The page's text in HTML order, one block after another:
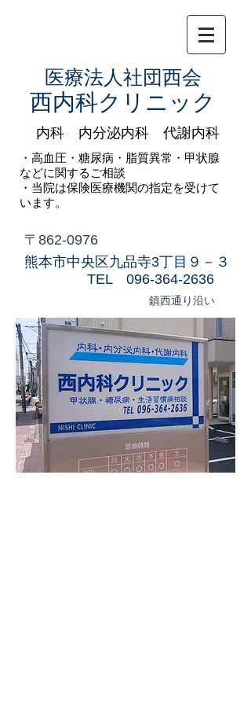
医療法人社団西会
​西内科クリニック
内科 内分泌内科 代謝内科
・高血圧・糖尿病・脂質異常・甲状腺
などに関するご相談
​・当院は保険医療機関の指定を受けて
います。
〒862-0976
​熊本市中央区九品寺3丁目９－３
​TEL096-364-2636
鎮西通り沿い